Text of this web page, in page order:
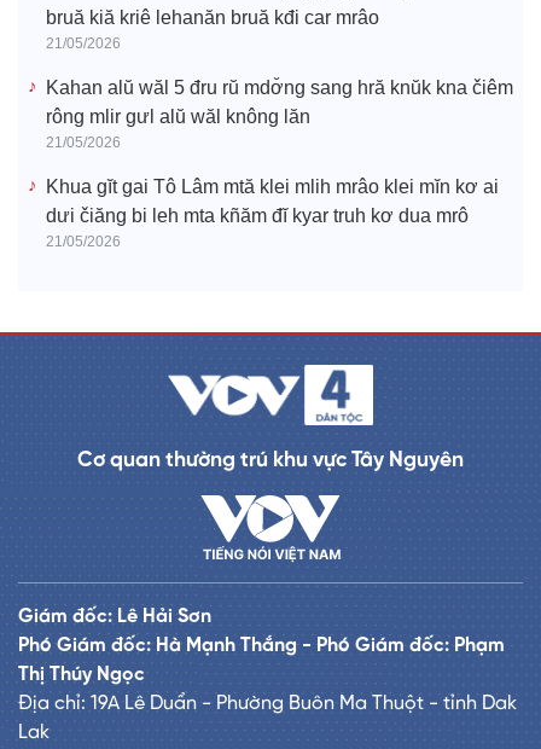
bruă kiă kriê lehanăn bruă kđi car mrâo
21/05/2026
Kahan alŭ wăl 5 đru rŭ mdơ̆ng sang hră knŭk kna čiêm
rông mlir gưl alŭ wăl knông lăn
21/05/2026
Khua gĭt gai Tô Lâm mtă klei mlih mrâo klei mĭn kơ ai
dưi čiăng bi leh mta kñăm đĭ kyar truh kơ dua mrô
21/05/2026
Cơ quan thường trú khu vực Tây Nguyên
Giám đốc: Lê Hải Sơn
Phó Giám đốc: Hà Mạnh Thắng - Phó Giám đốc: Phạm
Thị Thúy Ngọc
Địa chỉ: 19A Lê Duẩn - Phường Buôn Ma Thuột - tỉnh Dak
Lak